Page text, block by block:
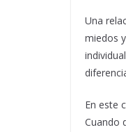
Una
miedos
En este
Cuando